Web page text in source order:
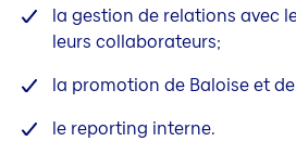
la gestion de relations avec
leurs collaborateurs;
la promotion de Baloise et
le reporting interne.